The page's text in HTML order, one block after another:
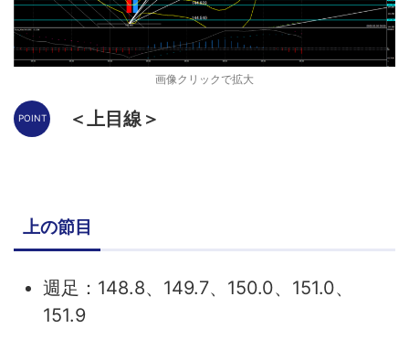
画像クリックで拡大
＜上目線＞
上の節目
週足：148.8、149.7、150.0、151.0、
151.9